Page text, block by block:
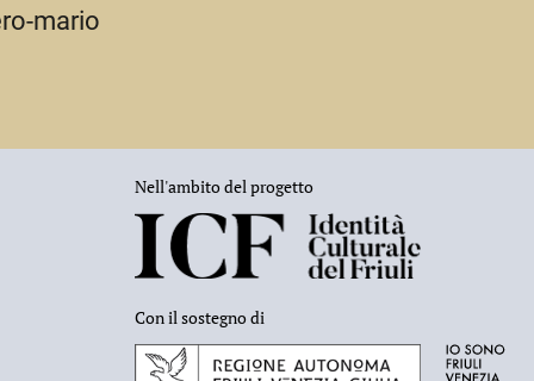
mario
Nell'ambito del progetto
Con il sostegno di